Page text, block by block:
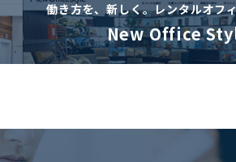
働き方を、新しく。レンタルオフ
New Office